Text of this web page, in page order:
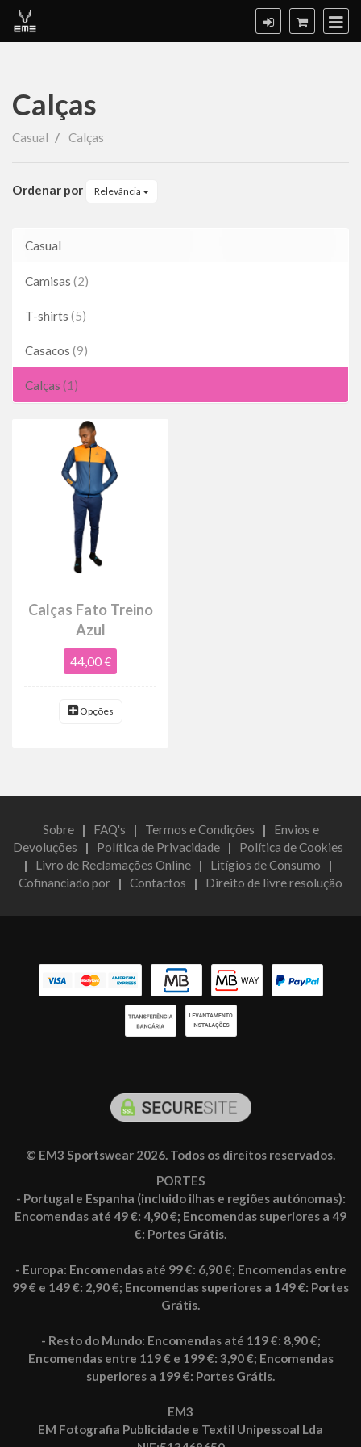
Calças
Calças
Casual Calças
Ordenar por Relevância
Casual
Camisas (2)
T-shirts (5)
Casacos (9)
Calças (1)
Calças Fato Treino
Azul
44,00 €
Opções
Sobre| FAQ's | Termos e Condições | Envios e
Devoluções | Política de Privacidade | Política de Cookies
| Livro de Reclamações Online | Litígios de Consumo |
Cofinanciado por | Contactos | Direito de livre resolução
© EM3 Sportswear 2026. Todos os direitos reservados.
PORTES
- Portugal e Espanha (incluido ilhas e regiões autónomas):
Encomendas até 49 €: 4,90 €; Encomendas superiores a 49
€: Portes Grátis.
- Europa: Encomendas até 99 €: 6,90 €; Encomendas entre
99 € e 149 €: 2,90 €; Encomendas superiores a 149 €: Portes
Grátis.
- Resto do Mundo: Encomendas até 119 €: 8,90 €;
Encomendas entre 119 € e 199 €: 3,90 €; Encomendas
superiores a 199 €: Portes Grátis.
EM3
EM Fotografia Publicidade e Textil Unipessoal Lda